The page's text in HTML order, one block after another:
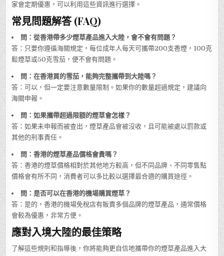
家會定期優惠，可以利用這些資訊進行選擇。
常見問題解答 (FAQ)
問：從香港帶多少煙草產品進入大陸，會不會有問題？
答：只要你遵循海關規定，每位成年人每天可攜帶200支香煙，100克
鬆煙草或50克雪茄，便不會有問題。
問：在香港買的雪茄，能夠完整攜帶到大陸嗎？
答：可以，但一定要注意數量限制。如果你的數量超過規定，建議向
海關申報。
問：如果攜帶超過限額的煙草會怎樣？
答：如果未申報而被查出，煙草產品會被沒收，且可能被處以罰款或
其他的刑事責任。
問：香港的煙草產品價格會貴嗎？
答：香港的煙草價格相對於其他地方較高，但不同品牌、不同零售點
價格會有所不同，消費者可以多比較以選擇最合適的購買途徑。
問：是否可以在香港的機場購買煙草？
答：是的，香港的機場免稅店有販賣多個品牌的煙草產品，通常價格
會較為優惠，非常方便。
應對入境大陸的最佳策略
了解這些規則和指導後，你將能夠更自信地攜帶你的煙草產品進入大